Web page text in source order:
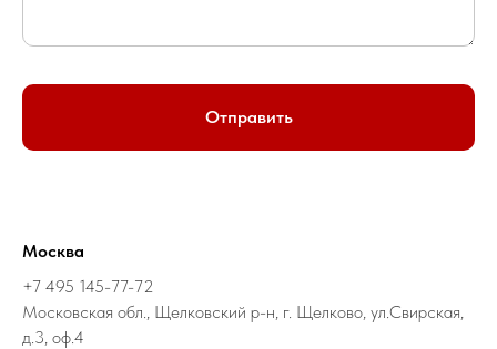
Отправить
Москва
+7 495 145-77-72
Московская обл., Щелковский р-н, г. Щелково, ул.Свирская,
д.3, оф.4